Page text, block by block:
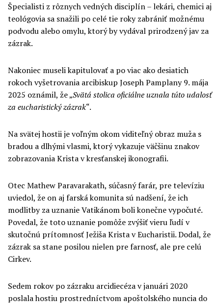
Špecialisti z rôznych vedných disciplín – lekári, chemici aj
teológovia sa snažili po celé tie roky zabrániť možnému
podvodu alebo omylu, ktorý by vydával prirodzený jav za
zázrak.
Nakoniec museli kapitulovať a po viac ako desiatich
rokoch vyšetrovania arcibiskup Joseph Pamplany 9. mája
2025 oznámil, že „Svätá stolica oficiálne uznala túto udalosť
za eucharistický zázrak“.
Na svätej hostii je voľným okom viditeľný obraz muža s
bradou a dlhými vlasmi, ktorý vykazuje väčšinu znakov
zobrazovania Krista v kresťanskej ikonografii.
Otec Mathew Paravarakath, súčasný farár, pre televíziu
uviedol, že on aj farská komunita sú nadšení, že ich
modlitby za uznanie Vatikánom boli konečne vypočuté.
Povedal, že toto uznanie pomôže zvýšiť vieru ľudí v
skutočnú prítomnosť Ježiša Krista v Eucharistii. Dodal, že
zázrak sa stane posilou nielen pre farnosť, ale pre celú
Cirkev.
Sedem rokov po zázraku arcidiecéza v januári 2020
poslala hostiu prostredníctvom apoštolského nuncia do